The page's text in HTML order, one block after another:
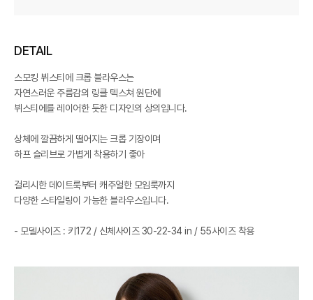
DETAIL
스모킹 뷔스티에 크롭 블라우스는
자연스러운 주름감의 링클 텍스쳐 원단에
뷔스티에를 레이어한 듯한 디자인의 상의입니다.
상체에 깔끔하게 떨어지는 크롭 기장이며
하프 슬리브로 가볍게 착용하기 좋아
걸리시한 데이트룩부터 캐주얼한 모임룩까지
다양한 스타일링이 가능한 블라우스입니다.
- 모델사이즈 : 키172 / 신체사이즈 30-22-34 in / 55사이즈 착용